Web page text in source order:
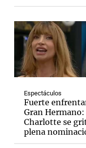
Espectáculos
Fuerte
Gran Hermano:
Charlotte se
plena
Notas